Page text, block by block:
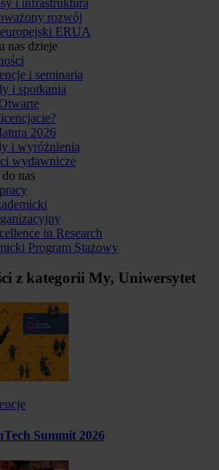
rozwój
ERUA
nas dzieje
i seminaria
i spotkania
2026
i wyróżnienia
wydawnicze
do nas
in Research
Program Stażowy
z kategorii My, Uniwersytet
Summit 2026